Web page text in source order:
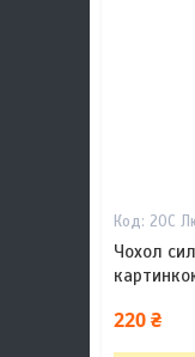
20С
Чохол
220 ₴